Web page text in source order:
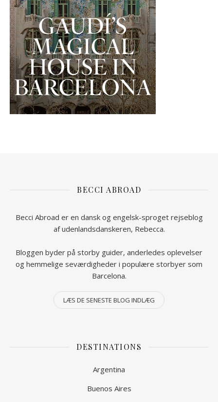
BECCI ABROAD
Becci Abroad er en dansk og engelsk-sproget rejseblog
af udenlandsdanskeren, Rebecca.
Bloggen byder på storby guider, anderledes oplevelser
og hemmelige seværdigheder i populære storbyer som
Barcelona.
LÆS DE SENESTE BLOG INDLÆG
DESTINATIONS
Argentina
Buenos Aires